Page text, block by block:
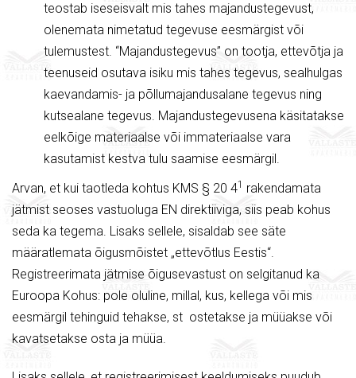
teostab iseseisvalt mis tahes majandustegevust,
olenemata nimetatud tegevuse eesmärgist või
tulemustest. “Majandustegevus” on tootja, ettevõtja ja
teenuseid osutava isiku mis tahes tegevus, sealhulgas
kaevandamis- ja põllumajandusalane tegevus ning
kutsealane tegevus. Majandustegevusena käsitatakse
eelkõige materiaalse või immateriaalse vara
kasutamist kestva tulu saamise eesmärgil.
Arvan, et kui taotleda kohtus KMS § 20 41
rakendamata
jätmist seoses vastuoluga EN direktiiviga, siis peab kohus
seda ka tegema. Lisaks sellele, sisaldab see säte
määratlemata õigusmõistet „ettevõtlus Eestis“.
Registreerimata jätmise õigusevastust on selgitanud ka
Euroopa Kohus: pole oluline, millal, kus, kellega või mis
eesmärgil tehinguid tehakse, st ostetakse ja müüakse või
kavatsetakse osta ja müüa.